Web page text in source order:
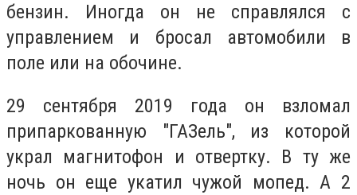
бензин. Иногда он не справлялся с
управлением и бросал автомобили в
поле или на обочине.
29 сентября 2019 года он взломал
припаркованную "ГАЗель", из которой
украл магнитофон и отвертку. В ту же
ночь он еще укатил чужой мопед. А 2